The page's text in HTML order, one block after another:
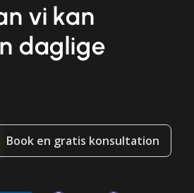
vi kan
daglige
Book en gratis konsultation